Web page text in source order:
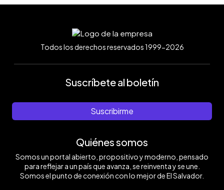
Todos los derechos reservados 1999-2026
Suscríbete al boletín
Suscribirme
Quiénes somos
Somos un portal abierto, propositivo y moderno, pensado
para reflejar a un país que avanza, se reinventa y se une.
Somos el punto de conexión con lo mejor de El Salvador.